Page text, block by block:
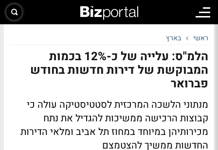
ראשי בארץ
הלמ"ס: עלייה של כ-12% בכמות
המבוקשת של דירות חדשות בחודש
פברואר
מנתוני הלשכה המרכזית לסטטיסטיקה עולה כי
קבוצות הרכישה ממשיכות להגדיל את נתח
מכירותיהן במיוחד במחוז תל אביב ומלאי הדירות
החדשות ממשיך להצטמצם